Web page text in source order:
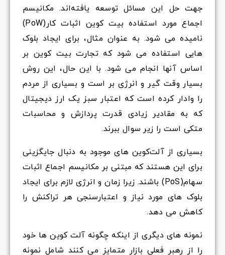
جهت حل این مسائل توسعه یافته‌اند. مکانیسم
اجماع مورد استفاده بیت کوین اثبات کار(PoW)
نامیده می شود. به عنوان مثال، برای ایجاد بلوک
هایی استفاده می شود که تجارت بیت کوین بر
اساس آنها انجام می شود. با این حال، این روش
بسیار وقت گیر و انرژی بر است و بسیاری از مردم
را وادار کرده است که اعتبار سبز یک ارز دیجیتال
که به مقادیر زیادی قدرت پردازش و محاسبات
متکی است را زیر سوال ببرند.
بسیاری از آلت‌کوین های موجود به دنبال جایگزینی
برای این هستند که مبتنی بر مکانیسم اجماع اثبات
سهام(PoS) باشند. زیرا زمان و انرژی لازم برای ایجاد
بلوک های مورد نیاز و اعتبارسنجی هر تراکنش را
کاهش می دهد.
نمونه های دیگری از اینکه چگونه آلت کوین ها خود
را از رهبر فعلی بازار متمایز می کنند شامل نمونه